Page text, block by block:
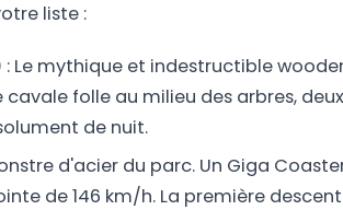
liste :
: Le mythique et indestructible
folle au milieu des arbres,
de nuit.
d'acier du parc. Un Giga
de 146 km/h. La première